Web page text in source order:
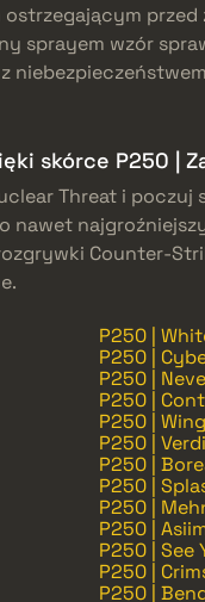
przed
sprayem wzór
skórce P250 |
Threat i
nawet
Counter-
P250 |
P250 |
P250 |
P250 |
P250 |
P250 |
P250 |
P250 |
P250 |
P250 |
P250 | See
P250 |
P250 |